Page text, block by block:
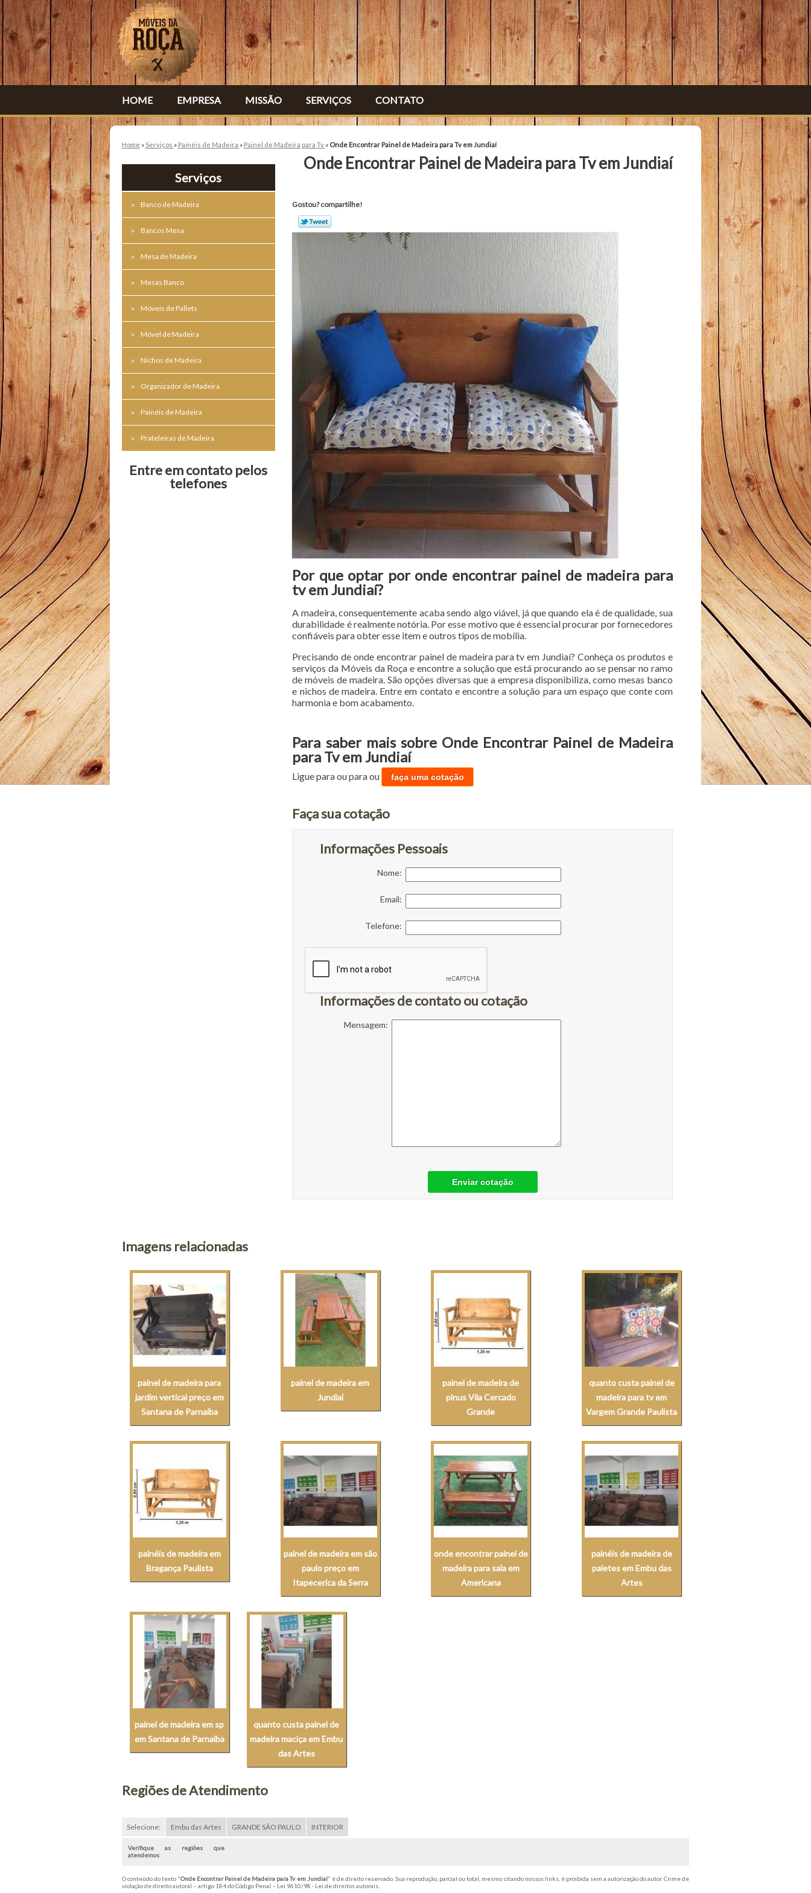
HOME EMPRESA MISSÃO SERVIÇOS CONTATO
Home » Serviços » Painéis de Madeira » Painel de Madeira para Tv » Onde Encontrar Painel de Madeira para Tv em Jundiaí
Serviços
Banco de Madeira
Bancos Mesa
Mesa de Madeira
Mesas Banco
Móveis de Pallets
Móvel de Madeira
Nichos de Madeira
Organizador de Madeira
Painéis de Madeira
Prateleiras de Madeira
Entre em contato pelos
telefones
Onde Encontrar Painel de Madeira para Tv em Jundiaí
Gostou? compartilhe!
Por que optar por onde encontrar painel de madeira para
tv em Jundiaí?
A madeira, consequentemente acaba sendo algo viável, já que quando ela é de qualidade, sua
durabilidade é realmente notória. Por esse motivo que é essencial procurar por fornecedores
confiáveis para obter esse item e outros tipos de mobília.
Precisando de onde encontrar painel de madeira para tv em Jundiaí? Conheça os produtos e
serviços da Móveis da Roça e encontre a solução que está procurando ao se pensar no ramo
de móveis de madeira. São opções diversas que a empresa disponibiliza, como mesas banco
e nichos de madeira. Entre em contato e encontre a solução para um espaço que conte com
harmonia e bom acabamento.
Para saber mais sobre Onde Encontrar Painel de Madeira
para Tv em Jundiaí
Ligue paraou paraou faça uma cotação
Faça sua cotação
Informações Pessoais
Nome:
Email:
Telefone:
Informações de contato ou cotação
Mensagem:
Enviar cotação
Imagens relacionadas
painel de madeira para
jardim vertical preço em
Santana de Parnaíba
painel de madeira em
Jundiaí
painel de madeira de
pinus Vila Cercado
Grande
quanto custa painel de
madeira para tv em
Vargem Grande Paulista
painéis de madeira em
Bragança Paulista
painel de madeira em são
paulo preço em
Itapecerica da Serra
onde encontrar painel de
madeira para sala em
Americana
painéis de madeira de
paletes em Embu das
Artes
painel de madeira em sp
em Santana de Parnaíba
quanto custa painel de
madeira maciça em Embu
das Artes
Regiões de Atendimento
Selecione: Embu das Artes GRANDE SÃO PAULO INTERIOR
Verifique as regiões que
atendemos
O conteúdo do texto "Onde Encontrar Painel de Madeira para Tv em Jundiaí" é de direito reservado. Sua reprodução, parcial ou total, mesmo citando nossos links, é proibida sem a autorização do autor. Crime de
violação de direito autoral – artigo 184 do Código Penal – Lei 9610/98 - Lei de direitos autorais.